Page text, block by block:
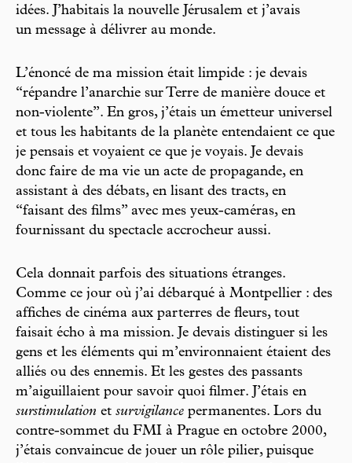
idées. J’habitais la nouvelle Jérusalem et j’avais
un message à délivrer au monde.
L’énoncé de ma mission était limpide : je devais
“répandre l’anarchie sur Terre de manière douce et
non-violente”. En gros, j’étais un émetteur universel
et tous les habitants de la planète entendaient ce que
je pensais et voyaient ce que je voyais. Je devais
donc faire de ma vie un acte de propagande, en
assistant à des débats, en lisant des tracts, en
“faisant des films” avec mes yeux-caméras, en
fournissant du spectacle accrocheur aussi.
Cela donnait parfois des situations étranges.
Comme ce jour où j’ai débarqué à Montpellier : des
affiches de cinéma aux parterres de fleurs, tout
faisait écho à ma mission. Je devais distinguer si les
gens et les éléments qui m’environnaient étaient des
alliés ou des ennemis. Et les gestes des passants
m’aiguillaient pour savoir quoi filmer. J’étais en
surstimulation et survigilance permanentes. Lors du
contre-sommet du FMI à Prague en octobre 2000,
j’étais convaincue de jouer un rôle pilier, puisque